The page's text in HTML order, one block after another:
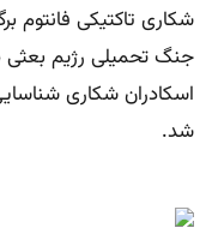
شكاری تاكتیكی فانتوم
جنگ تحمیلی رژیم بعثی
اسكادران شكاری
شد.